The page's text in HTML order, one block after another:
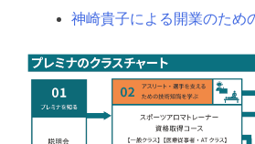
神崎貴子による開業のため